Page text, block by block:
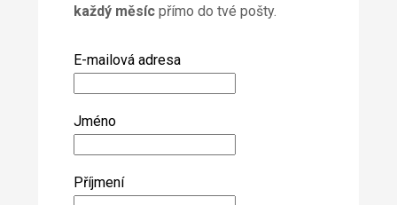
každý měsícpřímo do tvé pošty.
E-mailová adresa
Jméno
Příjmení